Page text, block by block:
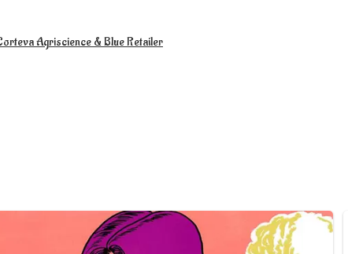
Agriscience & Blue Retailer